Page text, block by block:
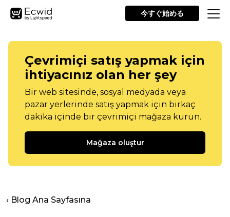
今すぐ始める
Çevrimiçi satış yapmak için
ihtiyacınız olan her şey
Bir web sitesinde, sosyal medyada veya
pazar yerlerinde satış yapmak için birkaç
dakika içinde bir çevrimiçi mağaza kurun.
Mağaza oluştur
‹ Blog Ana Sayfasına